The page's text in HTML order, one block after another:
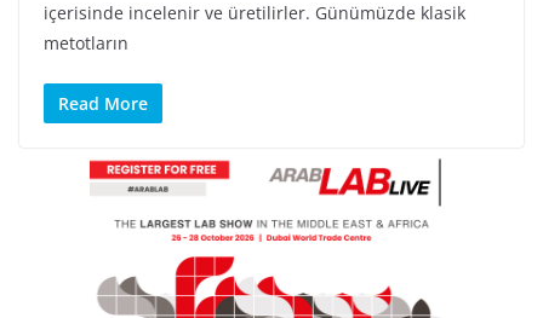
içerisinde incelenir ve üretilirler. Günümüzde klasik
metotların
Read More